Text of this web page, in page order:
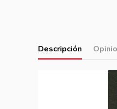
Descripción